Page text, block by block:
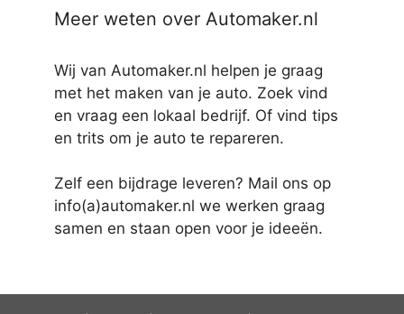
Meer weten over Automaker.nl
Wij van Automaker.nl helpen je graag
met het maken van je auto. Zoek vind
en vraag een lokaal bedrijf. Of vind tips
en trits om je auto te repareren.
Zelf een bijdrage leveren? Mail ons op
info(a)automaker.nl we werken graag
samen en staan open voor je ideeën.